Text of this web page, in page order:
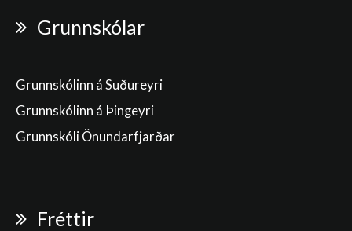
Grunnskólar
Grunnskólinn á Suðureyri
Grunnskólinn á Þingeyri
Grunnskóli Önundarfjarðar
Fréttir